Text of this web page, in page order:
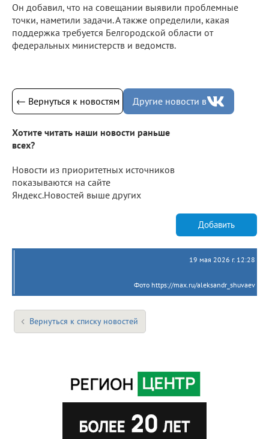
Он добавил, что на совещании выявили проблемные
точки, наметили задачи. А также определили, какая
поддержка требуется Белгородской области от
федеральных министерств и ведомств.
← Вернуться к новостям Другие новости в
Хотите читать наши новости раньше
всех?
Новости из приоритетных источников
показываются на сайте
Яндекс.Новостей выше других
Добавить
19 мая 2026 г. 12:28
Фото https://max.ru/aleksandr_shuvaev
Вернуться к списку новостей